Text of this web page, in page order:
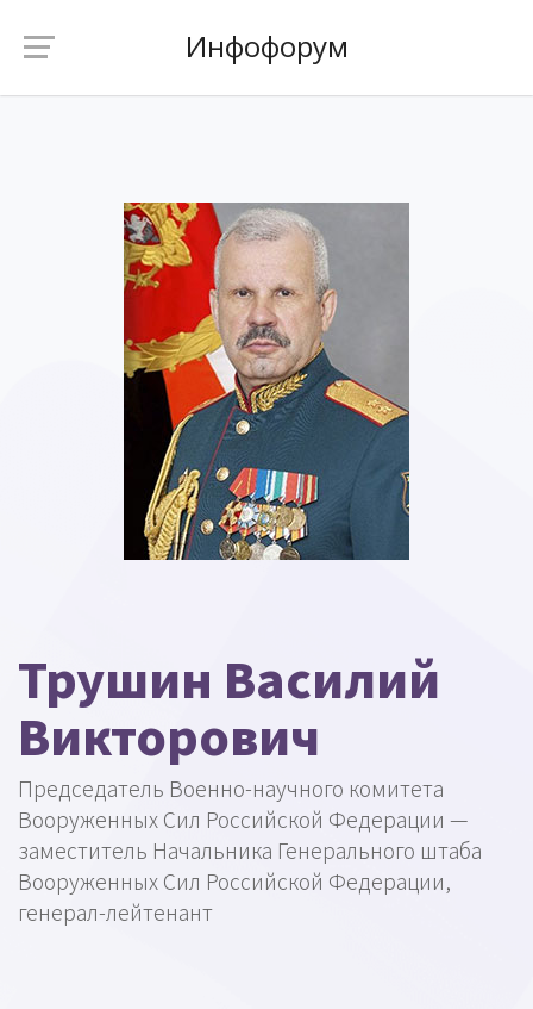
Инфофорум
Трушин Василий
Викторович
Председатель Военно-научного комитета
Вооруженных Сил Российской Федерации —
заместитель Начальника Генерального штаба
Вооруженных Сил Российской Федерации,
генерал-лейтенант